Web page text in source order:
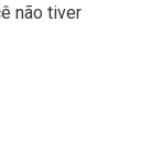
não tiver